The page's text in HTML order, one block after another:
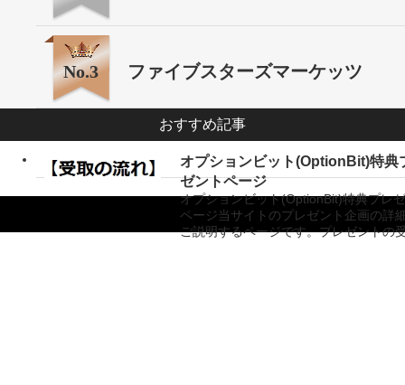
No.3 ファイブスターズマーケッツ
おすすめ記事
オプションビット(OptionBit)特典
ゼントページ
オプションビット(OptionBit)特典プレ
ページ当サイトのプレゼント企画の詳
ご説明するページです。プレゼントの